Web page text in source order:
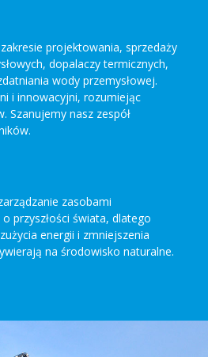
projektowania, sprzedaży
dopalaczy termicznych,
wody przemysłowej.
i innowacyjni, rozumiejąc
Szanujemy nasz zespół
zasobami
przyszłości świata, dlatego
energii i zmniejszenia
na środowisko naturalne.